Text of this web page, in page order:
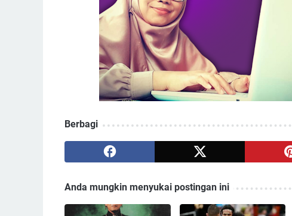
Berbagi
Anda mungkin menyukai postingan ini